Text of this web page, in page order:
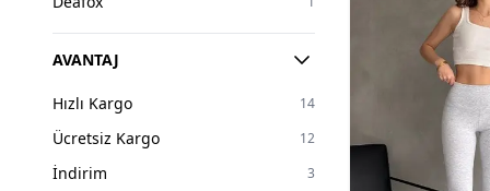
AVANTAJ
Hızlı Kargo 14
Ücretsiz Kargo 12
İndirim 3